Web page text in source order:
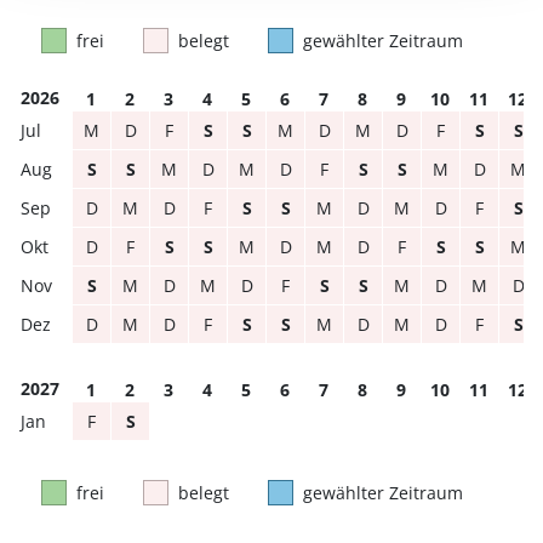
frei belegt gewählter Zeitraum
2026 1 2 3 4 5 6 7 8 9 10 11
12
M
D F S S M D M D F S
S
S
S M D M D F S S M D
M
D
M D F S S M D M D F
S
D
F S S M D M D F S S
M
S
M D M D F S S M D M
D
D
M D F S S M D M D F S
2027 1 2 3 4 5 6 7 8 9 10 11
12
F
S
frei belegt gewählter Zeitraum